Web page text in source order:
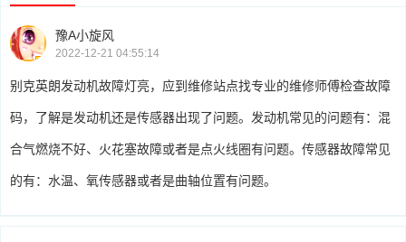
豫A小旋风
2022-12-21 04:55:14
别克英朗发动机故障灯亮，应到维修站点找专业的维修师傅检查故障
码，了解是发动机还是传感器出现了问题。发动机常见的问题有：混
合气燃烧不好、火花塞故障或者是点火线圈有问题。传感器故障常见
的有：水温、氧传感器或者是曲轴位置有问题。